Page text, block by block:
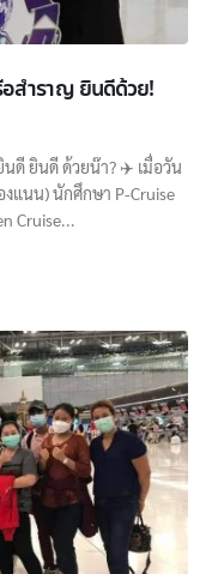
อสำราญ ยินดีด้วย!
นดี ยินดี ด้วยน๊า? ✈️ เมื่อวัน
แนน)​ นักศึกษา​ P-Cruise
Cruise​...